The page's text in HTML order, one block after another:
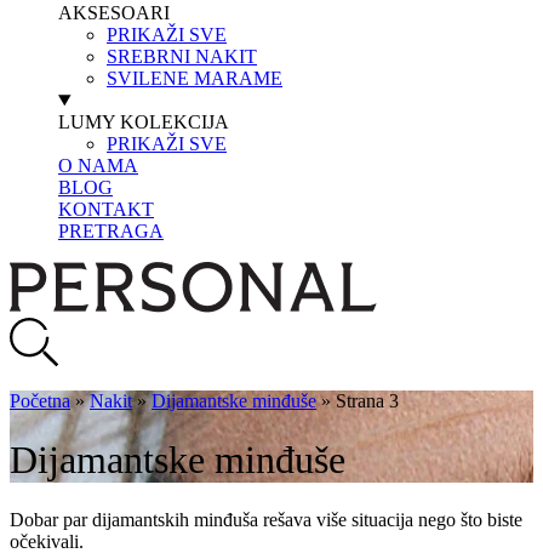
AKSESOARI
PRIKAŽI SVE
SREBRNI NAKIT
SVILENE MARAME
LUMY KOLEKCIJA
PRIKAŽI SVE
O NAMA
BLOG
KONTAKT
PRETRAGA
Početna»Nakit»Dijamantske minđuše»Strana 3
Dijamantske minđuše
Dobar par dijamantskih minđuša rešava više situacija nego što biste
očekivali.